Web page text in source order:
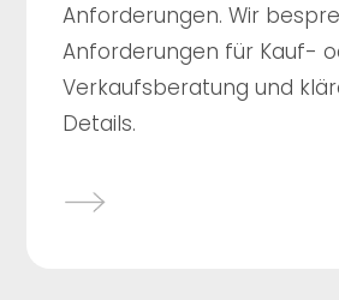
Anforderungen. Wir
Anforderungen für Kauf-
Verkaufsberatung und
Details.